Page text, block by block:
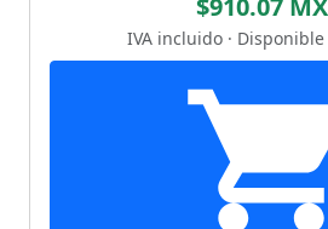
IVA incluido ·